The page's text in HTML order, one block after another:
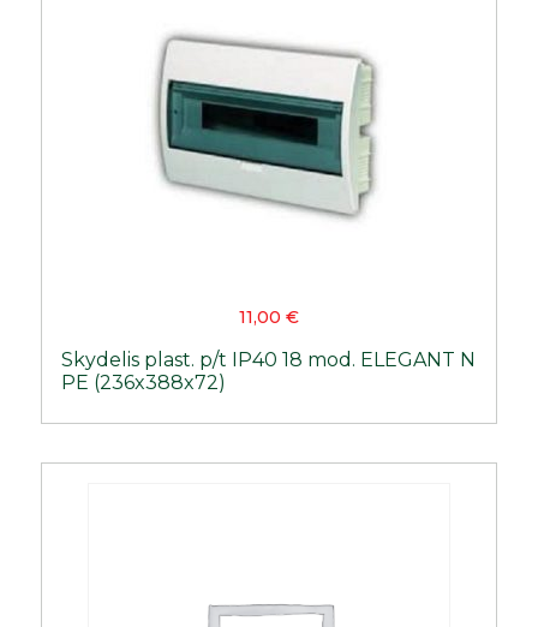
Skydelis plast. p/t IP40 18 mod. ELEGANT N
PE (236x388x72)
11,00 €